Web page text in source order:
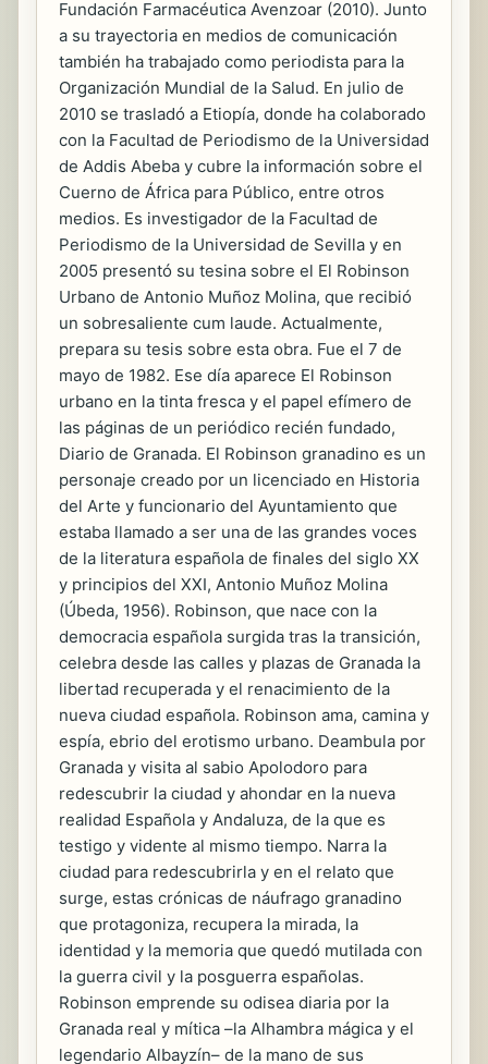
Fundación Farmacéutica Avenzoar (2010). Junto
a su trayectoria en medios de comunicación
también ha trabajado como periodista para la
Organización Mundial de la Salud. En julio de
2010 se trasladó a Etiopía, donde ha colaborado
con la Facultad de Periodismo de la Universidad
de Addis Abeba y cubre la información sobre el
Cuerno de África para Público, entre otros
medios. Es investigador de la Facultad de
Periodismo de la Universidad de Sevilla y en
2005 presentó su tesina sobre el El Robinson
Urbano de Antonio Muñoz Molina, que recibió
un sobresaliente cum laude. Actualmente,
prepara su tesis sobre esta obra. Fue el 7 de
mayo de 1982. Ese día aparece El Robinson
urbano en la tinta fresca y el papel efímero de
las páginas de un periódico recién fundado,
Diario de Granada. El Robinson granadino es un
personaje creado por un licenciado en Historia
del Arte y funcionario del Ayuntamiento que
estaba llamado a ser una de las grandes voces
de la literatura española de finales del siglo XX
y principios del XXI, Antonio Muñoz Molina
(Úbeda, 1956). Robinson, que nace con la
democracia española surgida tras la transición,
celebra desde las calles y plazas de Granada la
libertad recuperada y el renacimiento de la
nueva ciudad española. Robinson ama, camina y
espía, ebrio del erotismo urbano. Deambula por
Granada y visita al sabio Apolodoro para
redescubrir la ciudad y ahondar en la nueva
realidad Española y Andaluza, de la que es
testigo y vidente al mismo tiempo. Narra la
ciudad para redescubrirla y en el relato que
surge, estas crónicas de náufrago granadino
que protagoniza, recupera la mirada, la
identidad y la memoria que quedó mutilada con
la guerra civil y la posguerra españolas.
Robinson emprende su odisea diaria por la
Granada real y mítica –la Alhambra mágica y el
legendario Albayzín– de la mano de sus